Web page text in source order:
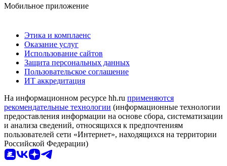
Мобильное приложение
Этика и комплаенс
Оказание услуг
Использование сайтов
Защита персональных данных
Пользовательское соглашение
ИТ аккредитация
На информационном ресурсе hh.ru применяются
рекомендательные технологии (информационные технологии
предоставления информации на основе сбора, систематизации
и анализа сведений, относящихся к предпочтениям
пользователей сети «Интернет», находящихся на территории
Российской Федерации)